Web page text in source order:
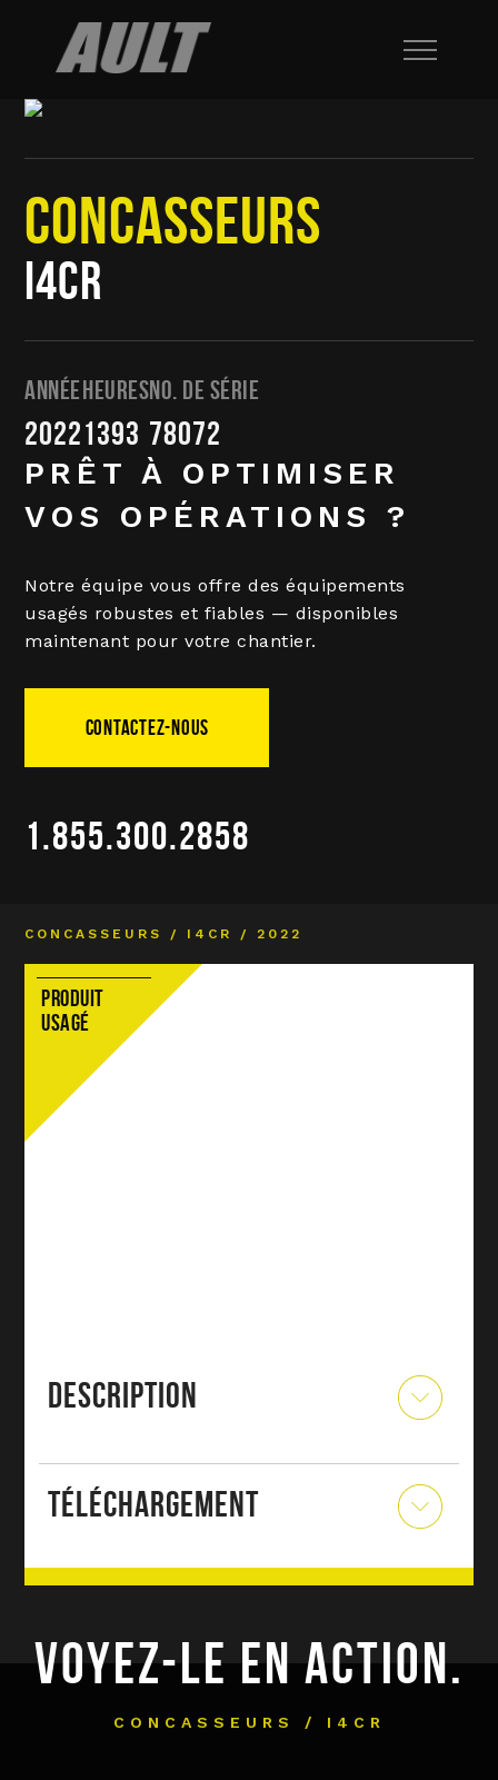
CONCASSEURS
I4CR
ANNÉE
2022
HEURES
1393
NO. DE SÉRIE
78072
PRÊT À OPTIMISER
VOS OPÉRATIONS ?
Notre équipe vous offre des équipements
usagés robustes et fiables — disponibles
maintenant pour votre chantier.
CONTACTEZ-NOUS
1.855.300.2858
CONCASSEURS / I4CR / 2022
PRODUIT
USAGÉ
DESCRIPTION
TÉLÉCHARGEMENT
VOYEZ-LE EN ACTION.
CONCASSEURS / I4CR